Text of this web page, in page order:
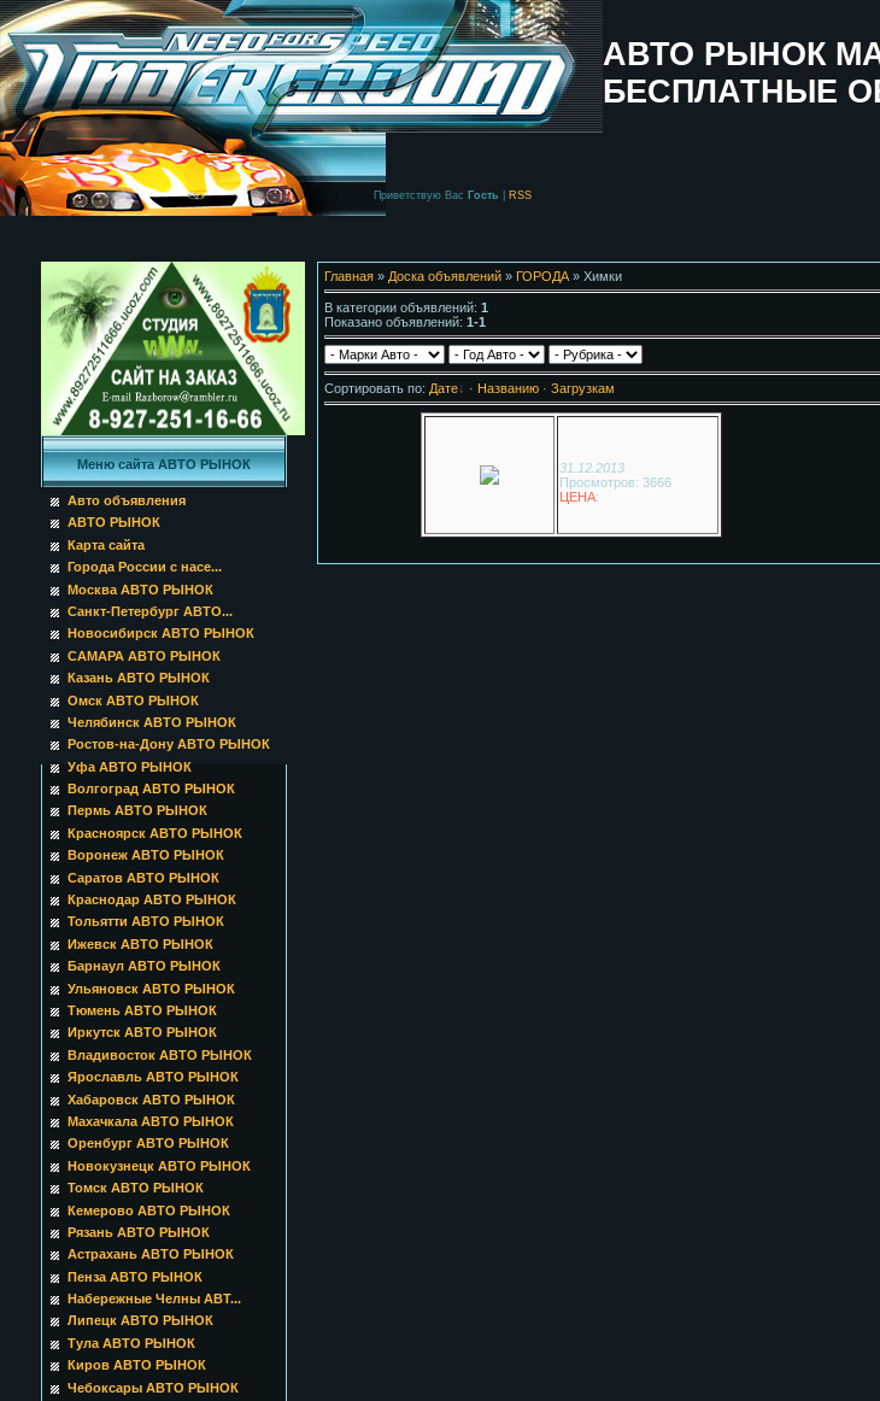
АВТО РЫНОК
БЕСПЛАТНЫЕ
Приветствую Вас Гость RSS
Меню сайта АВТО РЫНОК
Авто объявления
АВТО РЫНОК
Карта сайта
Города России с насе...
Москва АВТО РЫНОК
Санкт-Петербург АВТО...
Новосибирск АВТО РЫНОК
САМАРА АВТО РЫНОК
Казань АВТО РЫНОК
Омск АВТО РЫНОК
Челябинск АВТО РЫНОК
Ростов-на-Дону АВТО РЫНОК
Уфа АВТО РЫНОК
Волгоград АВТО РЫНОК
Пермь АВТО РЫНОК
Красноярск АВТО РЫНОК
Воронеж АВТО РЫНОК
Саратов АВТО РЫНОК
Краснодар АВТО РЫНОК
Тольятти АВТО РЫНОК
Ижевск АВТО РЫНОК
Барнаул АВТО РЫНОК
Ульяновск АВТО РЫНОК
Тюмень АВТО РЫНОК
Иркутск АВТО РЫНОК
Владивосток АВТО РЫНОК
Ярославль АВТО РЫНОК
Хабаровск АВТО РЫНОК
Махачкала АВТО РЫНОК
Оренбург АВТО РЫНОК
Новокузнецк АВТО РЫНОК
Томск АВТО РЫНОК
Кемерово АВТО РЫНОК
Рязань АВТО РЫНОК
Астрахань АВТО РЫНОК
Пенза АВТО РЫНОК
Набережные Челны АВТ...
Липецк АВТО РЫНОК
Тула АВТО РЫНОК
Киров АВТО РЫНОК
Чебоксары АВТО РЫНОК
Главная » Доска объявлений » ГОРОДА » Химки
В категории объявлений: 1
Показано объявлений: 1-1
Сортировать по: Дате · Названию · Загрузкам
31.12.2013
Просмотров: 3666
ЦЕНА: